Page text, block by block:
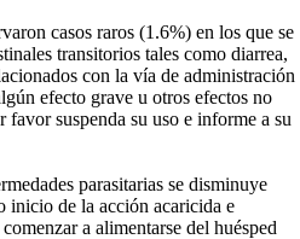
casos raros (1.6%) en los que se
transitorios tales como diarrea,
con la vía de administración
efecto grave u otros efectos no
favor suspenda su uso e informe a su
parasitarias se disminuye
inicio de la acción acaricida e
a alimentarse del huésped